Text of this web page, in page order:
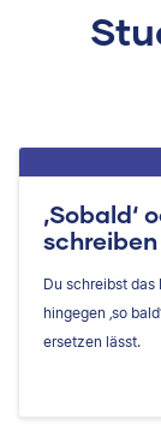
‚Sobald‘
Du schreibst das
hingegen ‚so
ersetzen lässt.